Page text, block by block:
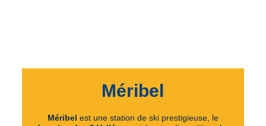
Méribel
Méribel est une station de ski prestigieuse, le